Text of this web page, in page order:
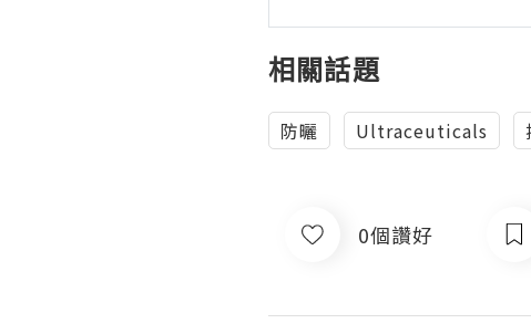
相關話題
防曬 Ultraceuticals
0個讚好